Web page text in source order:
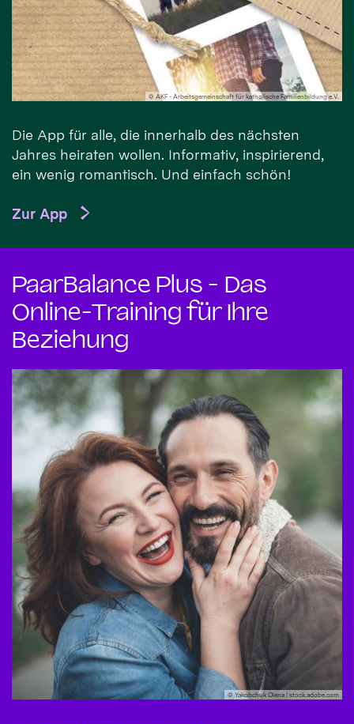
© AKF - Arbeitsgemeinschaft für katholische Familienbildung e.V.
Die App für alle, die innerhalb des nächsten
Jahres heiraten wollen. Informativ, inspirierend,
ein wenig romantisch. Und einfach schön!
Zur App
PaarBalance Plus - Das
Online-Training für Ihre
Beziehung
© Yakobchuk Olena | stock.adobe.com